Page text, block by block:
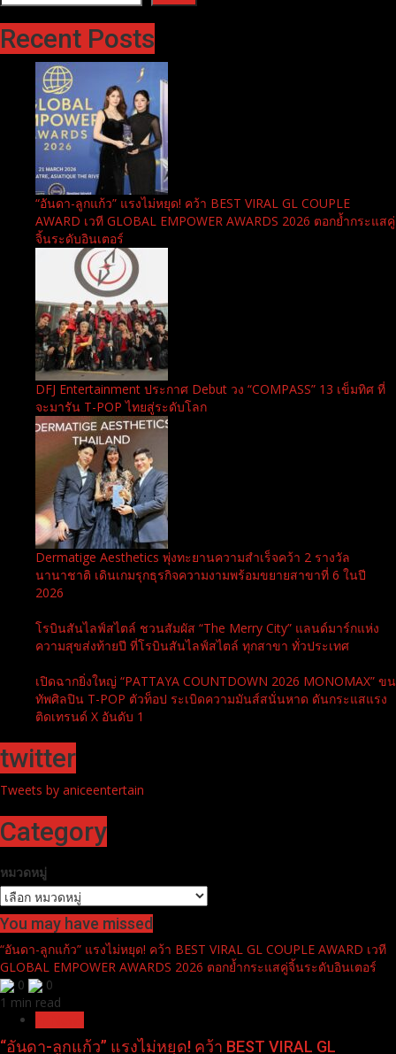
Recent Posts
“อันดา-ลูกแก้ว” แรงไม่หยุด! คว้า BEST VIRAL GL COUPLE
AWARD เวที GLOBAL EMPOWER AWARDS 2026 ตอกย้ำกระแสคู่
จิ้นระดับอินเตอร์
DFJ Entertainment ประกาศ Debut วง “COMPASS” 13 เข็มทิศ ที่
จะมารัน T-POP ไทยสู่ระดับโลก
Dermatige Aesthetics พุ่งทะยานความสำเร็จคว้า 2 รางวัล
นานาชาติ เดินเกมรุกธุรกิจความงามพร้อมขยายสาขาที่ 6 ในปี
2026
โรบินสันไลฟ์สไตล์ ชวนสัมผัส “The Merry City” แลนด์มาร์กแห่ง
ความสุขส่งท้ายปี ที่โรบินสันไลฟ์สไตล์ ทุกสาขา ทั่วประเทศ
เปิดฉากยิ่งใหญ่ “PATTAYA COUNTDOWN 2026 MONOMAX” ขน
ทัพศิลปิน T-POP ตัวท็อป ระเบิดความมันส์สนั่นหาด ดันกระแสแรง
ติดเทรนด์ X อันดับ 1
twitter
Tweets by aniceentertain
Category
หมวดหมู่
You may have missed